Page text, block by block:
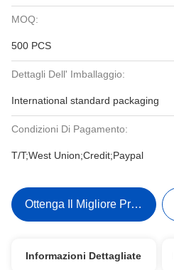
MOQ:
500 PCS
Dettagli Dell' Imballaggio:
International standard packaging
Condizioni Di Pagamento:
T/T;West Union;Credit;Paypal
Ottenga Il Migliore Prezzo
Informazioni Dettagliate